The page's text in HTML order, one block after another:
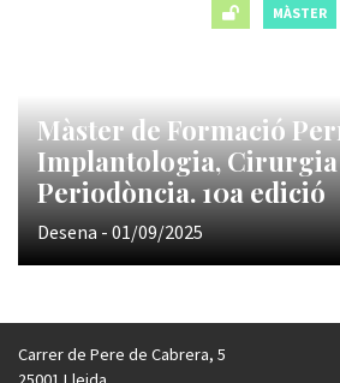
MÀSTER
Màster de Formació
Implantologia,
Periodòncia. 10a edició
Desena - 01/09/2025
Carrer de Pere de Cabrera, 5